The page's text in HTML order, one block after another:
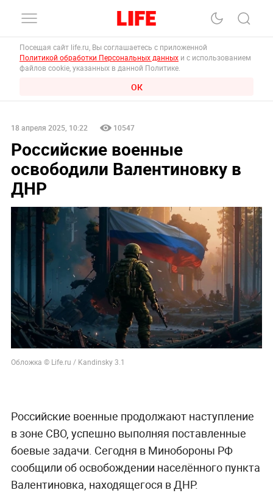
Посещая сайт life.ru, Вы соглашаетесь с приложенной
Политикой обработки Персональных данных и с использованием
файлов cookie, указанных в данной Политике.
ОК
18 апреля 2025, 10:22 10547
Российские военные
освободили Валентиновку в
ДНР
Обложка © Life.ru / Kandinsky 3.1
Российские военные продолжают наступление
в зоне СВО, успешно выполняя поставленные
боевые задачи. Сегодня в Минобороны РФ
сообщили об освобождении населённого пункта
Валентиновка, находящегося в ДНР.